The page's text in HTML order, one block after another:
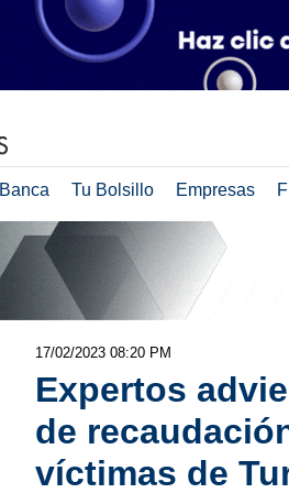
Banca Tu Bolsillo Empresas
17/02/2023 08:20 PM
Expertos
de
víctimas de